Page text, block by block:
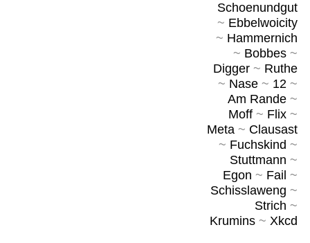
Schoenundgut
~ Ebbelwoicity
~ Hammernich
~ Bobbes~
Digger~ Ruthe
~ Nase~ 12~
Am Rande~
Moff~ Flix~
Meta~ Clausast
~ Fuchskind ~
Stuttmann ~
Egon ~ Fail ~
Schisslaweng ~
Strich ~
Krumins~ Xkcd